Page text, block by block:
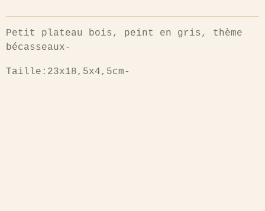
Petit plateau bois, peint en gris, thème
bécasseaux-
Taille:23x18,5x4,5cm-